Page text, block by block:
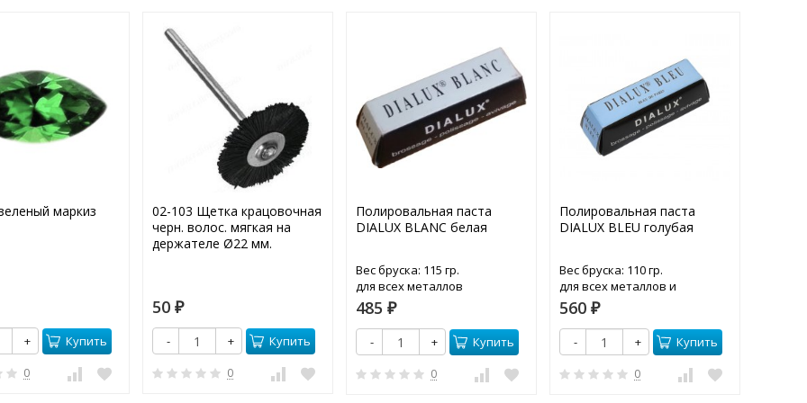
маркиз
+ Купить
0
02-103 Щетка крацовочная
черн. волос. мягкая на
держателе Ø22 мм.
50 ₽
- + Купить
0
Полировальная паста
DIALUX BLANC белая
Вес бруска: 115 гр.
для всех металлов
485 ₽
- + Купить
0
Полировальная паста
DIALUX BLEU голубая
Вес бруска: 110 гр.
для всех металлов и
пластмасс
560 ₽
- + Купить
0